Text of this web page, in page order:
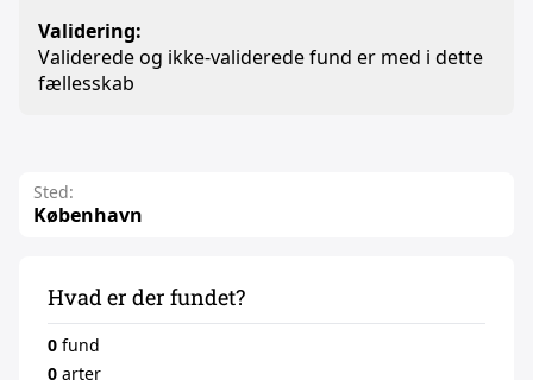
Validering:
Validerede og ikke-validerede fund er med i dette
fællesskab
Sted:
København
Hvad er der fundet?
0 fund
0 arter